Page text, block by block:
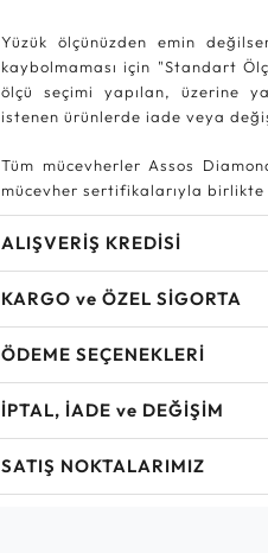
Yüzük ölçünüzden emin
kaybolmaması için "Standart
ölçü seçimi yapılan, üzerine
istenen ürünlerde iade veya
Tüm mücevherler Assos
mücevher sertifikalarıyla
ALIŞVERİŞ KREDİSİ
KARGO ve ÖZEL SİGORTA
ÖDEME SEÇENEKLERİ
İPTAL, İADE ve DEĞİŞİM
SATIŞ NOKTALARIMIZ